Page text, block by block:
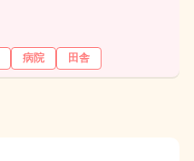
病院 田舎